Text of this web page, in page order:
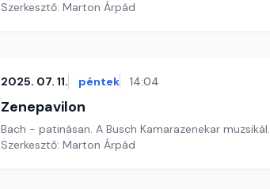
Szerkesztő: Marton Árpád
2025. 07. 11. péntek 14:04
Zenepavilon
Bach - patinásan. A Busch Kamarazenekar muzsikál.
Szerkesztő: Marton Árpád